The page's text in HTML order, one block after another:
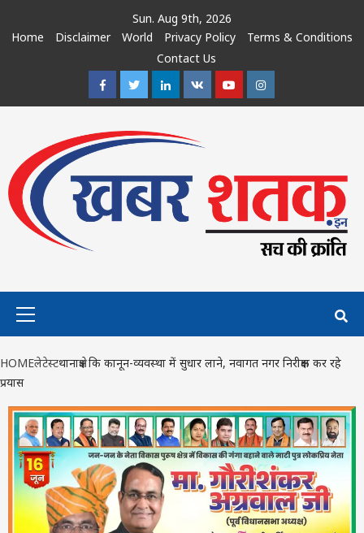
Sun. Aug 9th, 2026
Home
Disclaimer World Privacy Policy
Terms & Conditions
Contact Us
FacebookTwitterLinkedin
VK YoutubeInstagram
HOMEलेटेस्टथानाक्षेत्र कि कानून-व्यवस्था में सुधार लाने, नवागत नगर निरीक्षक कर रहे
प्रयास